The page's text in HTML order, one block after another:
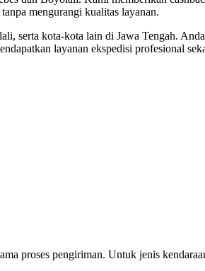
mengurangi kualitas layanan.
serta kota-kota lain di Jawa Tengah.
layanan ekspedisi profesional
proses pengiriman. Untuk jenis